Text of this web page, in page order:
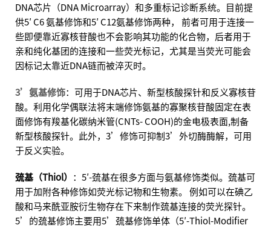
DNA芯片（DNA Microarray）和多重标记诊断系统。目前提
供5′ C6 氨基修饰和5′ C12氨基修饰两种， 前者可用于连接一
些即便靠近寡核苷酸也不会影响其功能的化合物，后者用于
亲和纯化基团的连接和一些荧光标记，尤其是当荧光可能会
因标记太靠近DNA链而被淬灭时。
3’氨基修饰：可用于DNA芯片、新型核酸探针和反义寡核苷
酸。利用化学偶联法将末端修饰氨基的寡聚核苷酸固定在表
面修饰有羧基化碳纳米管(CNTs- COOH)的金电极表面,制备
新型核酸探针。此外，3’修饰可抑制3’外切酶酶解，可用
于反义实验。
巯基（Thiol） ：5′-巯基在很多方面与氨基修饰类似。巯基可
用于加附各种修饰如荧光标记物和生物素。 例如可以在碘乙
酸和马来酰亚胺衍生物存在下来制作巯基连接的荧光探针。
5’的巯基修饰主要用5’巯基修饰单体（5′-Thiol-Modifier